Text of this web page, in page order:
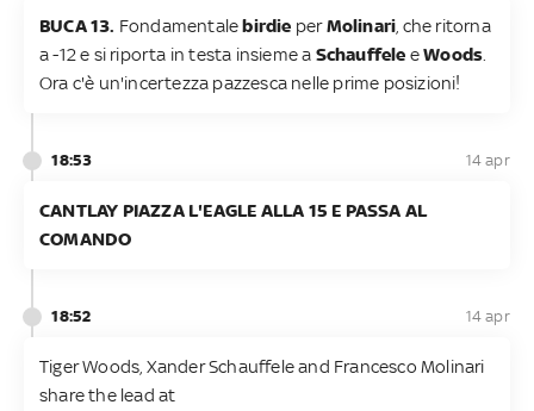
BUCA 13. Fondamentalebirdie perMolinari , che ritorna
a -12 e si riporta in testa insieme a Schauffele eWoods
Ora c'è un'incertezza pazzesca nelle prime posizioni!
18:53 14 apr
CANTLAY PIAZZA L'EAGLE ALLA 15 E PASSA AL
COMANDO
18:52 14 apr
Tiger Woods, Xander Schauffele and Francesco Molinari
share the lead at